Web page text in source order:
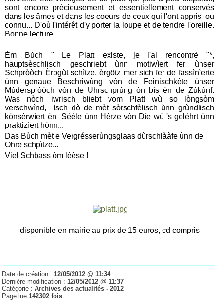
sont encore précieusement et essentiellement conservés
dans les âmes et dans les coeurs de ceux qui l'ont appris ou
connu... D'où l'intérêt d'y porter la loupe et de tendre l'oreille.
Bonne lecture!
Èm Bùch " Le Platt existe, je l'ai rencontré "*,
hauptsèschlisch geschriebt ùnn motiwìert fer ùnser
Schpròòch Èrbgùt schìtze, èrgötz mer sich fer de fassìnìerte
ùnn genaue Beschriwùng vòn de Feinischkète ùnser
Mùderspròòch vòn de Uhrschprùng òn bìs èn de Zùkùnf.
Was nòch iwrisch bliebt vom Platt wù so lòngsòm
verschwìnd, ìsch dò de mèt sòrschfèlisch ùnn grùndlisch
kònsèrwìert èn Sééle ùnn Hèrze vòn Dìe wù 's geléhrt ùnn
praktizìert hònn...
Das Bùch mèt e Vergrésserùngsglaas dùrschlààfe ùnn de
Ohre schpìtze...
Viel Schbass òm lèèse !
disponible en mairie au prix de 15 euros, cd compris
Date de création :12/05/2012 @ 11:34
Dernière modification :12/05/2012 @ 11:37
Catégorie :Archives des actualités - 2012
Page lue142302 fois